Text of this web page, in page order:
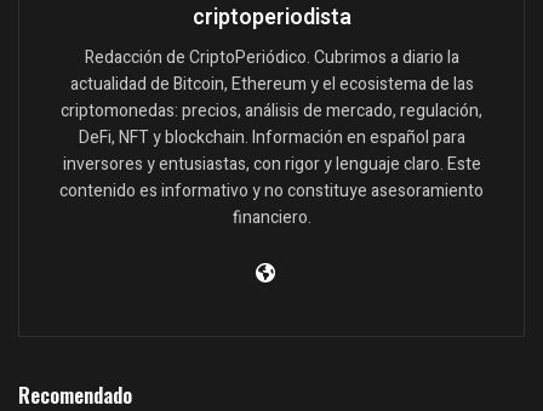
criptoperiodista
Redacción de CriptoPeriódico. Cubrimos a diario la
actualidad de Bitcoin, Ethereum y el ecosistema de las
criptomonedas: precios, análisis de mercado, regulación,
DeFi, NFT y blockchain. Información en español para
inversores y entusiastas, con rigor y lenguaje claro. Este
contenido es informativo y no constituye asesoramiento
financiero.
Recomendado